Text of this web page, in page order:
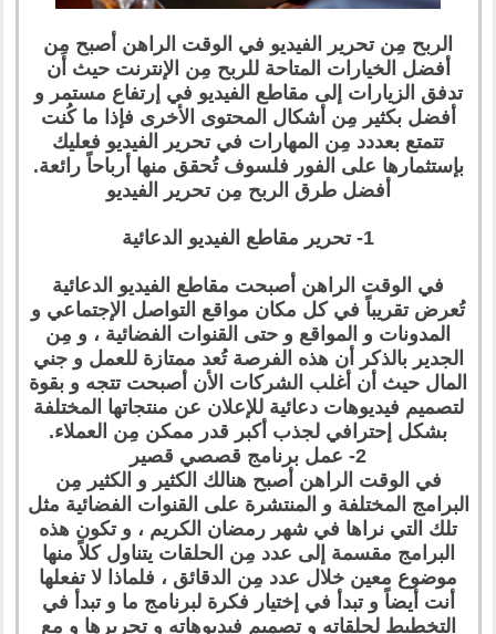
الربح مِن تحرير الفيديو في الوقت الراهن أصبح مِن
أفضل الخيارات المتاحة للربح مِن الإنترنت حيث أن
تدفق الزيارات إلى مقاطع الفيديو في إرتفاع مستمر و
أفضل بكثير مِن أشكال المحتوى الأخرى فإذا ما كُنت
تتمتع بعددد مِن المهارات في تحرير الفيديو فعليك
بإستثمارها على الفور فلسوف تُحقق منها أرباحاً رائعة.
أفضل طرق الربح مِن تحرير الفيديو
1- تحرير مقاطع الفيديو الدعائية
في الوقت الراهن أصبحت مقاطع الفيديو الدعائية
تُعرض تقريباً في كل مكان مواقع التواصل الإجتماعي و
المدونات و المواقع و حتى القنوات الفضائية ، و مِن
الجدير بالذكر أن هذه الفرصة تُعد ممتازة للعمل و جني
المال حيث أن أغلب الشركات الأن أصبحت تتجه و بقوة
لتصميم فيديوهات دعائية للإعلان عن منتجاتها المختلفة
بشكل إحترافي لجذب أكبر قدر ممكن مِن العملاء.
2- عمل برنامج قصصي قصير
في الوقت الراهن أصبح هنالك الكثير و الكثير مِن
البرامج المختلفة و المنتشرة على القنوات الفضائية مثل
تلك التي نراها في شهر رمضان الكريم ، و تكون هذه
البرامج مقسمة إلى عدد مِن الحلقات يتناول كلاً منها
موضوع معين خلال عدد مِن الدقائق ، فلماذا لا تفعلها
أنت أيضاً و تبدأ في إختيار فكرة لبرنامج ما و تبدأ في
التخطيط لحلقاته و تصميم فيديوهاته و تحريرها و مع